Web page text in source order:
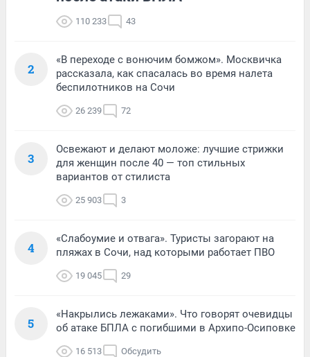
110 233 43
2
«В переходе с вонючим бомжом». Москвичка
рассказала, как спасалась во время налета
беспилотников на Сочи
26 239 72
3
Освежают и делают моложе: лучшие стрижки
для женщин после 40 — топ стильных
вариантов от стилиста
25 903 3
4
«Слабоумие и отвага». Туристы загорают на
пляжах в Сочи, над которыми работает ПВО
19 045 29
5
«Накрылись лежаками». Что говорят очевидцы
об атаке БПЛА с погибшими в Архипо-Осиповке
16 513 Обсудить